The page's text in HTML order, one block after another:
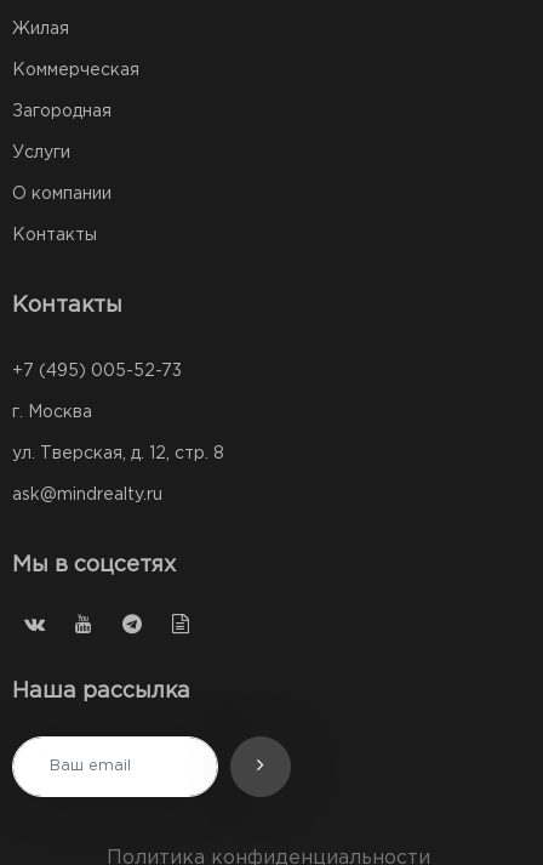
Жилая
Коммерческая
Загородная
Услуги
О компании
Контакты
Контакты
+7 (495) 005-52-73
г. Москва
ул. Тверская, д. 12, стр. 8
ask@mindrealty.ru
Мы в соцсетях
Наша рассылка
Политика конфиденциальности